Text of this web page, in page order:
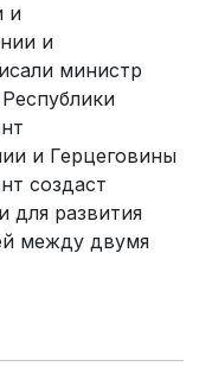
и
и
министр
и Герцеговины
создаст
для развития
между двумя